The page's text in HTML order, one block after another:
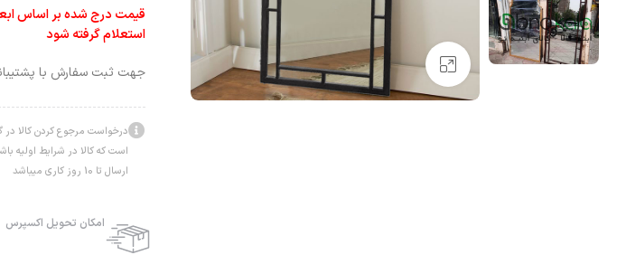
بزرگنمایی تصویر
استعلام گرفته شود
جهت ثبت سفارش با
درخواست مرجوع کردن کالا در
است که کالا در شرایط اولیه
ارسال تا 10 روز کاری میباشد
امکان تحویل اکسپرس